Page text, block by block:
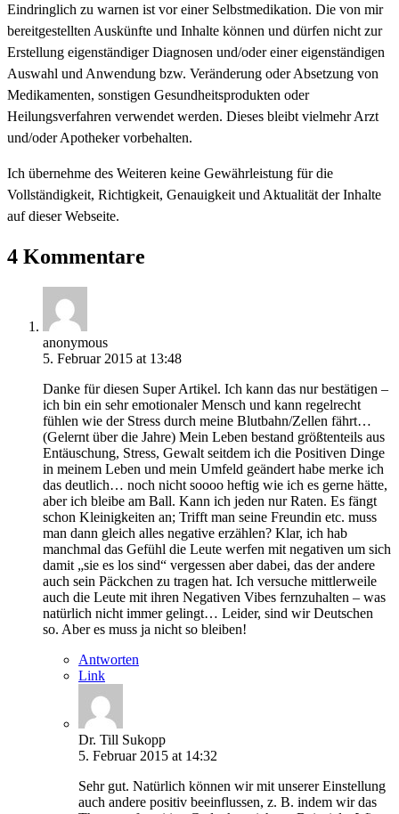
Eindringlich zu warnen ist vor einer Selbstmedikation. Die von mir
bereitgestellten Auskünfte und Inhalte können und dürfen nicht zur
Erstellung eigenständiger Diagnosen und/oder einer eigenständigen
Auswahl und Anwendung bzw. Veränderung oder Absetzung von
Medikamenten, sonstigen Gesundheitsprodukten oder
Heilungsverfahren verwendet werden. Dieses bleibt vielmehr Arzt
und/oder Apotheker vorbehalten.
Ich übernehme des Weiteren keine Gewährleistung für die
Vollständigkeit, Richtigkeit, Genauigkeit und Aktualität der Inhalte
auf dieser Webseite.
4 Kommentare
anonymous
5. Februar 2015 at 13:48
Danke für diesen Super Artikel. Ich kann das nur bestätigen –
ich bin ein sehr emotionaler Mensch und kann regelrecht
fühlen wie der Stress durch meine Blutbahn/Zellen fährt…
(Gelernt über die Jahre) Mein Leben bestand größtenteils aus
Entäuschung, Stress, Gewalt seitdem ich die Positiven Dinge
in meinem Leben und mein Umfeld geändert habe merke ich
das deutlich… noch nicht soooo heftig wie ich es gerne hätte,
aber ich bleibe am Ball. Kann ich jeden nur Raten. Es fängt
schon Kleinigkeiten an; Trifft man seine Freundin etc. muss
man dann gleich alles negative erzählen? Klar, ich hab
manchmal das Gefühl die Leute werfen mit negativen um sich
damit „sie es los sind“ vergessen aber dabei, das der andere
auch sein Päckchen zu tragen hat. Ich versuche mittlerweile
auch die Leute mit ihren Negativen Vibes fernzuhalten – was
natürlich nicht immer gelingt… Leider, sind wir Deutschen
so. Aber es muss ja nicht so bleiben!
Antworten
Link
Dr. Till Sukopp
5. Februar 2015 at 14:32
Sehr gut. Natürlich können wir mit unserer Einstellung
auch andere positiv beeinflussen, z. B. indem wir das